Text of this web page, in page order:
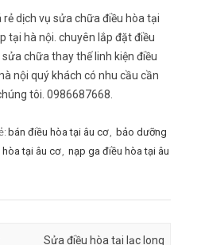
dịch vụ sửa chữa điều hòa tại
tại hà nội. chuyên lắp đặt điều
chữa thay thế linh kiện điều
nội quý khách có nhu cầu cần
tôi. 0986687668.
bán điều hòa tại âu cơ
bảo dưỡng
tại âu cơ
nạp ga điều hòa tại âu
Sửa điều hòa tại lạc long